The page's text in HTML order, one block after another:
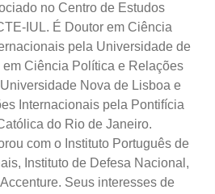
no Centro de Estudos
IUL. É Doutor em Ciência
pela Universidade de
em Ciência Política e Relações
Nova de Lisboa e
Internacionais pela Pontifícia
do Rio de Janeiro.
com o Instituto Português de
Instituto de Defesa Nacional,
Seus interesses de